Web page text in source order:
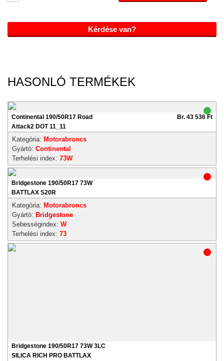
Kérdése van?
HASONLÓ TERMÉKEK
Continental 190/50R17 Road
Attack2 DOT 11_11
Br. 43 536 Ft
Kategória: Motorabroncs
Gyártó: Continental
Terhelési index: 73W
Bridgestone 190/50R17 73W
BATTLAX S20R
Kategória: Motorabroncs
Gyártó: Bridgestone
Sebességindex: W
Terhelési index: 73
Bridgestone 190/50R17 73W 3LC
SILICA RICH PRO BATTLAX